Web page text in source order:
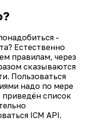
-
Естественно
правилам, через
сказываются
Пользоваться
надо по мере
список
ICM API.